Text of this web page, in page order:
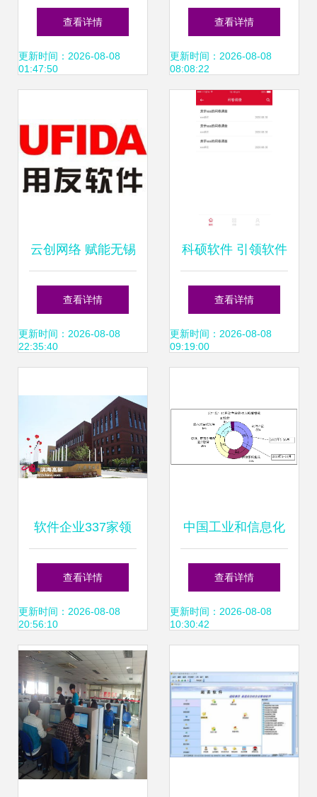
在数字化转型——
销售大咖软件
查看详情
更新时间：2026-08-08
01:47:50
解析与软件外包服
务指南
查看详情
更新时间：2026-08-08
08:08:22
云创网络 赋能无锡
企业的用友软件专
家与服务商
查看详情
更新时间：2026-08-08
22:35:40
科硕软件 引领软件
外包服务新标杆
查看详情
更新时间：2026-08-08
09:19:00
软件企业337家领
跑市场，滨海新区
引领全市软件外包
服务新篇章
查看详情
更新时间：2026-08-08
20:56:10
中国工业和信息化
部推动软件销售业
高质量发展 政策引
查看详情
更新时间：2026-08-08
10:30:42